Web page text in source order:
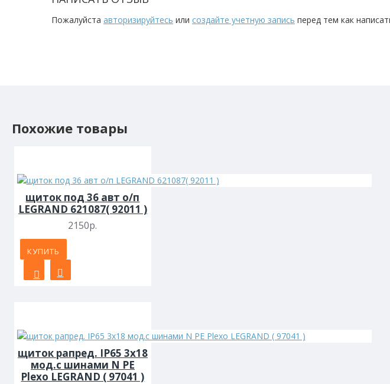
Пожалуйста авторизируйтесь или создайте учетную запись перед тем как
Похожие товары
щиток под 36 авт о/п
LEGRAND 621087( 92011 )
2150р.
КУПИТЬ
щиток рапред. IP65 3х18
мод.с шинами N PE
Plexo LEGRAND ( 97041 )